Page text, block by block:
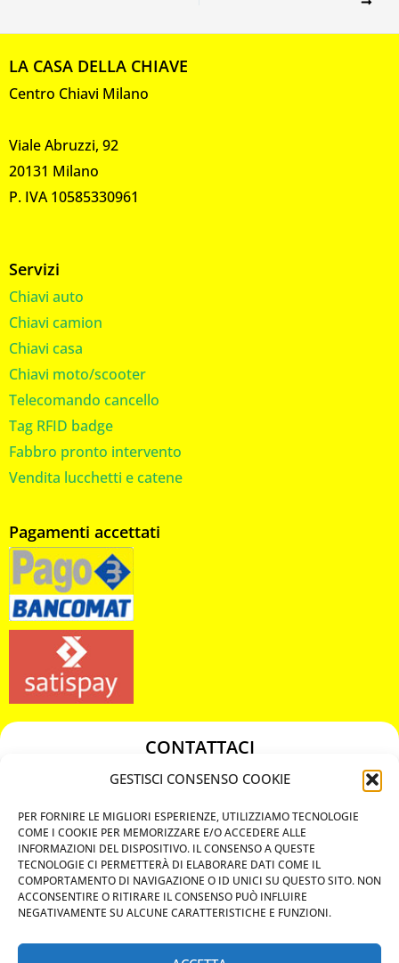
GESTISCI CONSENSO COOKIE
PER FORNIRE LE MIGLIORI ESPERIENZE, UTILIZZIAMO TECNOLOGIE
COME I COOKIE PER MEMORIZZARE E/O ACCEDERE ALLE
INFORMAZIONI DEL DISPOSITIVO. IL CONSENSO A QUESTE
TECNOLOGIE CI PERMETTERÀ DI ELABORARE DATI COME IL
COMPORTAMENTO DI NAVIGAZIONE O ID UNICI SU QUESTO SITO. NON
ACCONSENTIRE O RITIRARE IL CONSENSO PUÒ INFLUIRE
NEGATIVAMENTE SU ALCUNE CARATTERISTICHE E FUNZIONI.
LA CASA DELLA CHIAVE
Centro Chiavi Milano
Viale Abruzzi, 92
20131 Milano
P. IVA 10585330961
Servizi
Chiavi auto
Chiavi camion
Chiavi casa
Chiavi moto/scooter
Telecomando cancello
Tag RFID badge
Fabbro pronto intervento
Vendita lucchetti e catene
Pagamenti accettati
CONTATTACI
349 3863811
chiavicodificate@gmail.com
Privacy Policy
Cookie Policy